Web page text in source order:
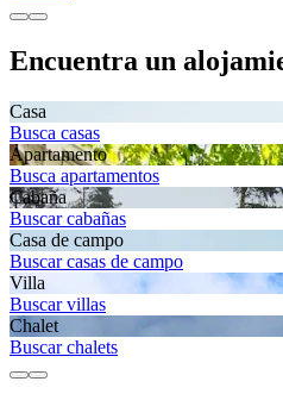
Encuentra un
Casa
Busca casas
Apartamento
Busca apartamentos
Cabaña
Buscar cabañas
Casa de campo
Buscar casas de campo
Villa
Buscar villas
Chalet
Buscar chalets